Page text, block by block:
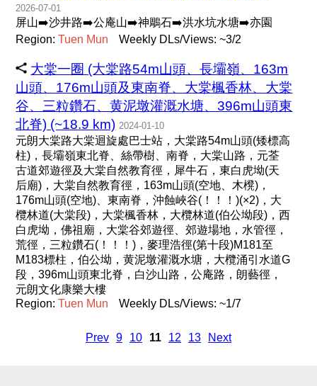
2026-07-01
屏山➡️沙井路➡️公庵山➡️神鵰石➡️洪水坑水塘➡️亦園
Region:Tuen Mun Weekly DLs/Views: ~3/2
大棠一圈 (大棠路54m山頭、長壩嶺、163m
山頭、176m山頭及東南脊、大棠楓香林、大棠
谷、三粒鑽石、黄泥墩灌溉水塘、396m山頭東
北脊) (~18.9 km) 2024-01-10
元朗大棠路大棠迴旋處巴士站，大棠路54m山頭(矮標高
柱)，長壩嶺東北脊、絲帶樹、南脊，大棠山路，元荃
古道郊遊徑及大棠自然教育徑，犀牛石，東白虎坳(天
后廟)，大棠自然教育徑，163m山頭(空地、木櫈)，
176m山頭(空地)、東南脊，沖蝕峽谷(！！！)(×2)，大
欖林道(大棠段)，大棠楓香林，大欖林道(伯公坳段)，西
白虎坳，佛祖廟，大棠谷郊遊徑、郊遊場地，水管徑，
荒徑，三粒鑽石(！！！)，麥理浩徑(第十段)M181至
M183標柱，伯公坳，黄泥墩灌溉水塘，大欖涌引水道G
段，396m山頭東北脊，白沙山路，公庵路，朗藝徑，
元朗文化康樂大樓
Region:Tuen Mun Weekly DLs/Views: ~1/7
Prev 9 10 11 12 13 Next